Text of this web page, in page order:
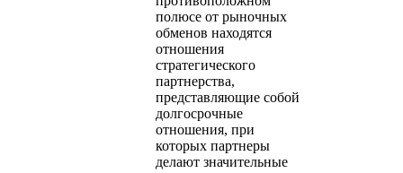
полюсе от рыночных
обменов находятся
отношения
стратегического
партнерства,
представляющие собой
долгосрочные
отношения, при
которых партнеры
делают значительные